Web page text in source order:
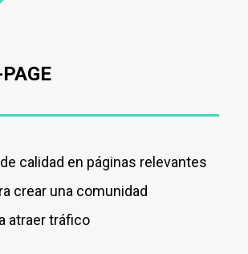
calidad en páginas relevantes
crear una comunidad
atraer tráfico